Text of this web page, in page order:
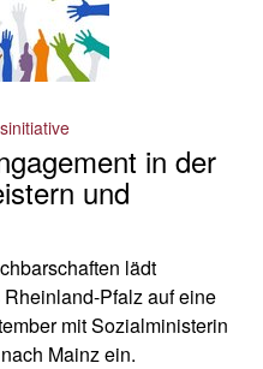
in der
und
lädt
Pfalz auf eine
mit Sozialministerin
Mainz ein.